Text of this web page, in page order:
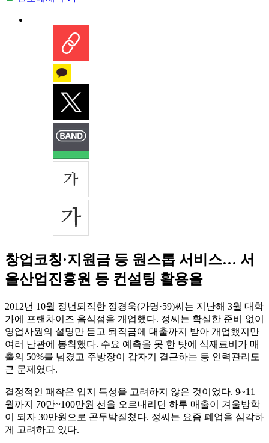
창업코칭·지원금 등 원스톱 서비스… 서
울산업진흥원 등 컨설팅 활용을
2012년 10월 정년퇴직한 정경욱(가명·59)씨는 지난해 3월 대학
가에 프랜차이즈 음식점을 개업했다. 정씨는 확실한 준비 없이
영업사원의 설명만 듣고 퇴직금에 대출까지 받아 개업했지만
여러 난관에 봉착했다. 수요 예측을 못 한 탓에 식재료비가 매
출의 50%를 넘겼고 주방장이 갑자기 결근하는 등 인력관리도
큰 문제였다.
결정적인 패착은 입지 특성을 고려하지 않은 것이었다. 9~11
월까지 70만~100만원 선을 오르내리던 하루 매출이 겨울방학
이 되자 30만원으로 곤두박질쳤다. 정씨는 요즘 폐업을 심각하
게 고려하고 있다.